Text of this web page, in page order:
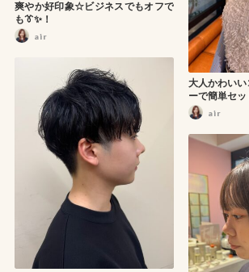
爽やか好印象☆ビジネスでもオフで
も👔✨！
air
大人かわい
ーで簡単セ
air